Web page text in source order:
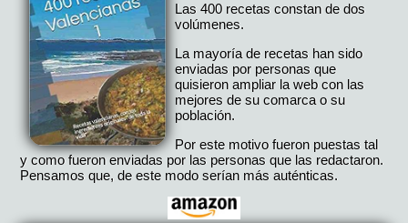
Las 400 recetas constan de dos
volúmenes.
La mayoría de recetas han sido
enviadas por personas que
quisieron ampliar la web con las
mejores de su comarca o su
población.
Por este motivo fueron puestas tal
y como fueron enviadas por las personas que las redactaron.
Pensamos que, de este modo serían más auténticas.